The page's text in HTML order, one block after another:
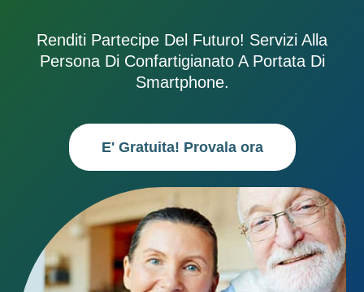
Renditi Partecipe Del Futuro! Servizi Alla
Persona Di Confartigianato A Portata Di
Smartphone.
E' Gratuita! Provala ora